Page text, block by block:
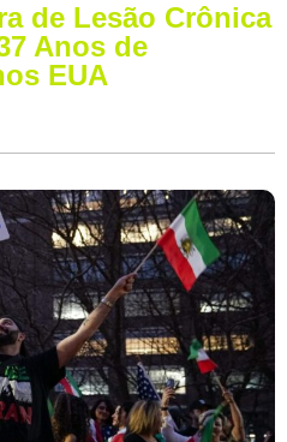
de Lesão Crônica
Anos de
EUA